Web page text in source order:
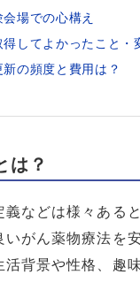
場での心構え
得してよかったこと・
新の頻度と費用は？
は？
などは様々ある
がん薬物療法を
背景や性格、趣